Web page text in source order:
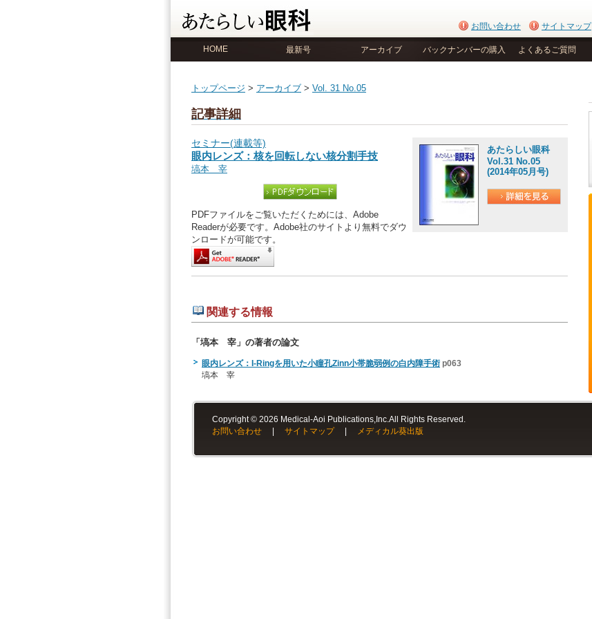
お問い合わせ サイトマップ
HOME 最新号 アーカイブ バックナンバーの購入 よくあるご質問
トップページ > アーカイブ > Vol. 31 No.05
記事詳細
あたらしい眼科
Vol.31 No.05
(2014年05月号)
セミナー(連載等)
眼内レンズ：核を回転しない核分割手技
塙本 宰
PDFファイルをご覧いただくためには、Adobe
Readerが必要です。Adobe社のサイトより無料でダウ
ンロードが可能です。
関連する情報
「塙本 宰」の著者の論文
眼内レンズ：I-Ringを用いた小瞳孔Zinn小帯脆弱例の白内障手術 p063
塙本 宰
Copyright © 2026 Medical-Aoi Publications,Inc.All Rights Reserved.
お問い合わせ | サイトマップ| メディカル葵出版